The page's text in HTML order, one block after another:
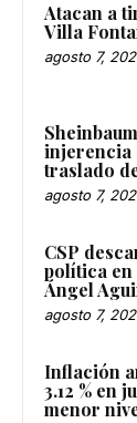
Atacan a
Villa
agosto 7,
injerencia
traslado
agosto 7,
CSP
política en
Ángel
agosto 7,
Inflación
3.12 % en
menor